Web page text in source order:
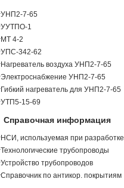
УНП2-7-65
УУТПО-1
МТ 4-2
УПС-342-62
Нагреватель воздуха УНП2-7-65
Электроснабжение УНП2-7-65
Гибкий нагреватель для УНП2-7-65
УТП5-15-69
Справочная информация
НСИ, используемая при разработке
Технологические трубопроводы
Устройство трубопроводов
Справочник по антикор. покрытиям